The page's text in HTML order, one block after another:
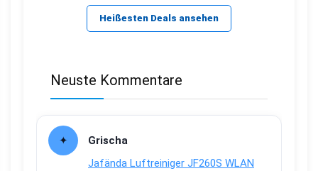
Heißesten Deals ansehen
Neuste Kommentare
Grischa
Jafända Luftreiniger JF260S WLAN